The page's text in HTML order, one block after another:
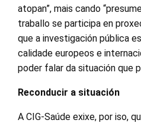
atopan”, mais cando
traballo se participa en
que a investigación pública
calidade europeos e
poder falar da situación que
Reconducir a situación
A CIG-Saúde exixe, por iso,